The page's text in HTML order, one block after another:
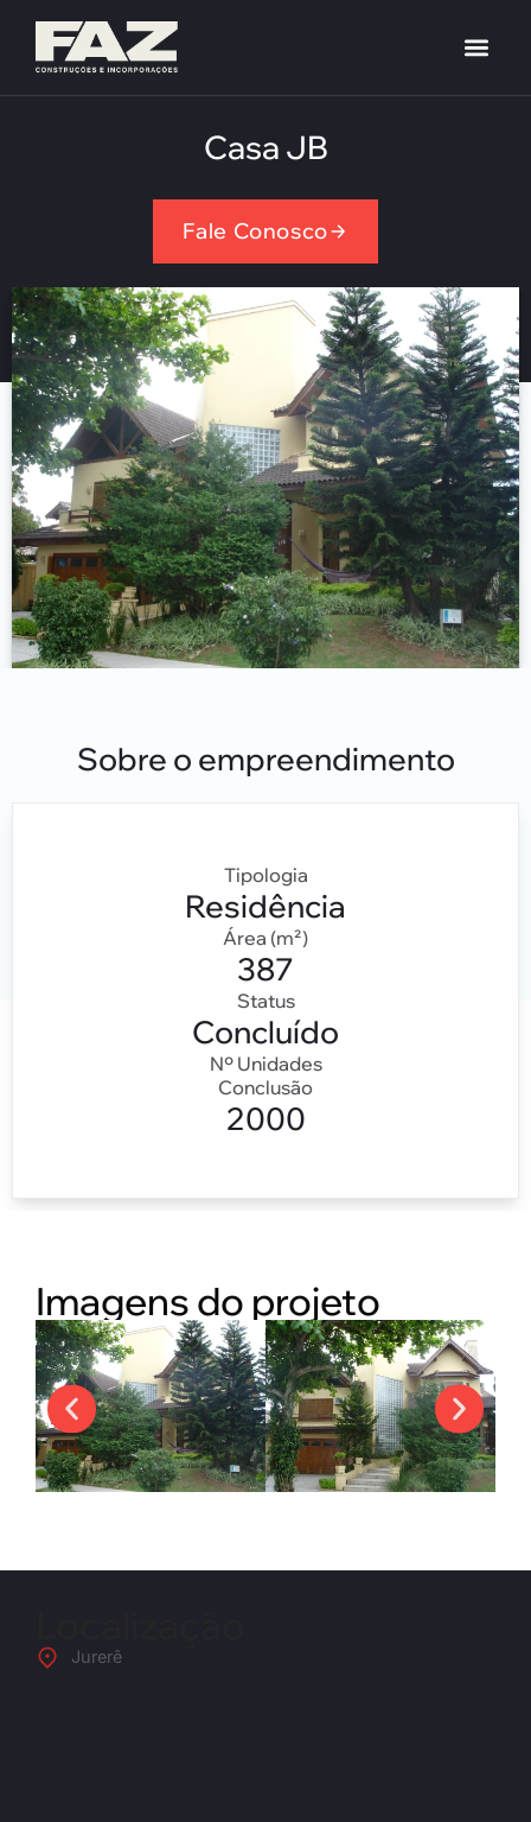
Casa JB
Fale Conosco
Sobre o empreendimento
Tipologia
Residência
Área (m²)
387
Status
Concluído
Nº Unidades
Conclusão
2000
Imagens do projeto
Jurerê